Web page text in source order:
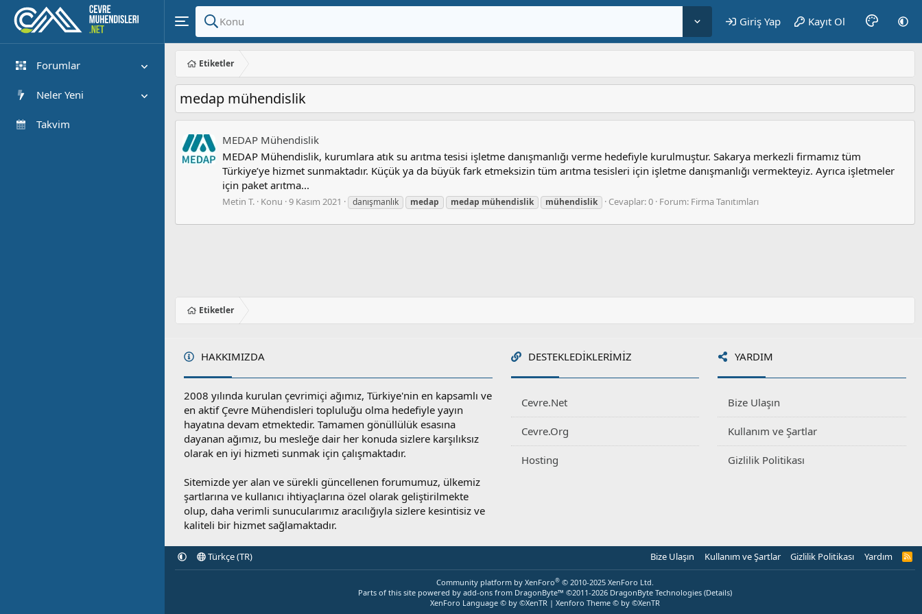
Forumlar
Yeni Mesajlar
Neler Yeni
Öne çıkan içerik
Takvim
Giriş Yap Kayıt Ol
Etiketler
medap mühendislik
MEDAP Mühendislik
MEDAP Mühendislik, kurumlara atık su arıtma tesisi işletme danışmanlığı verme hedefiyle kurulmuştur. Sakarya merkezli firmamız tüm
Türkiye’ye hizmet sunmaktadır. Küçük ya da büyük fark etmeksizin tüm arıtma tesisleri için işletme danışmanlığı vermekteyiz. Ayrıca işletmeler
için paket arıtma...
Metin T. Konu 9 Kasım 2021 danışmanlık medap medap mühendislik mühendislik Cevaplar: 0 Forum: Firma Tanıtımları
Etiketler
HAKKIMIZDA
2008 yılında kurulan çevrimiçi ağımız, Türkiye'nin en kapsamlı ve
en aktif Çevre Mühendisleri topluluğu olma hedefiyle yayın
hayatına devam etmektedir. Tamamen gönüllülük esasına
dayanan ağımız, bu mesleğe dair her konuda sizlere karşılıksız
olarak en iyi hizmeti sunmak için çalışmaktadır.
Sitemizde yer alan ve sürekli güncellenen forumumuz, ülkemiz
şartlarına ve kullanıcı ihtiyaçlarına özel olarak geliştirilmekte
olup, daha verimli sunucularımız aracılığıyla sizlere kesintisiz ve
kaliteli bir hizmet sağlamaktadır.
DESTEKLEDIKLERIMIZ
Cevre.Net
Cevre.Org
Hosting
YARDIM
Bize Ulaşın
Kullanım ve Şartlar
Gizlilik Politikası
Türkçe (TR) Bize Ulaşın Kullanım ve Şartlar Gizlilik Politikası Yardım
R
Community platform by XenForo® © 2010-2025 XenForo Ltd.
Parts of this site powered by add-ons from DragonByte™ ©2011-2026 DragonByte Technologies (Details)
XenForo Language © by ©XenTR | Xenforo Theme © by ©XenTR